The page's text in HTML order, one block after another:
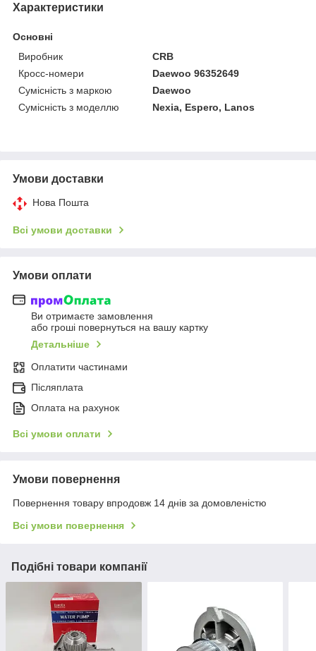
Характеристики
Основні
Виробник
CRB
Кросс-номери
Daewoo 96352649
Сумісність з маркою
Daewoo
Сумісність з моделлю
Nexia, Espero, Lanos
Умови доставки
Нова Пошта
Всі умови доставки
Умови оплати
Ви отримаєте замовлення
або гроші повернуться на вашу картку
Детальніше
Оплатити частинами
Післяплата
Оплата на рахунок
Всі умови оплати
Умови повернення
Повернення товару впродовж 14 днів за домовленістю
Всі умови повернення
Подібні товари компанії